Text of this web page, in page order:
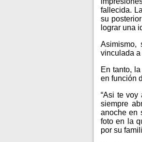
fallecida.
su
lograr una
Asimismo,
vinculada a
En tanto,
en función
“Asi te voy
siempre
anoche en
foto en la
por su